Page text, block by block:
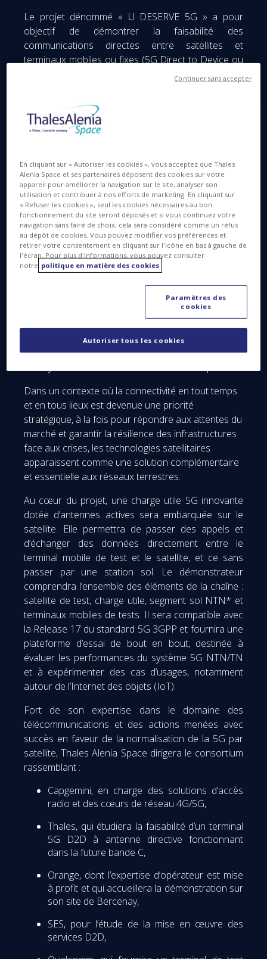
Le projet dénommé « U DESERVE 5G » a pour
objectif de démontrer la faisabilité des
communications directes entre satellites et
terminaux mobiles ou fixes (5G Direct to Device ou
D2D). Dans cette optique, un satellite de
tester l’interopérabilité entre les réseaux 5G
terrestres et non-terrestres, notamment à travers
des scénarios de mobilité entre la couverture
clé dans la perspective d’une connectivité mondiale
fluide et sans interruption.
Dans un contexte où la connectivité en tout temps
et en tous lieux est devenue une priorité
stratégique, à la fois pour répondre aux attentes du
marché et garantir la résilience des infrastructures
face aux crises, les technologies satellitaires
apparaissent comme une solution complémentaire
et essentielle aux réseaux terrestres.
Au cœur du projet, une charge utile 5G innovante
dotée d’antennes actives sera embarquée sur le
satellite. Elle permettra de passer des appels et
d’échanger des données directement entre le
terminal mobile de test et le satellite, et ce sans
passer par une station sol. Le démonstrateur
comprendra l’ensemble des éléments de la chaîne :
satellite de test, charge utile, segment sol NTN* et
terminaux mobiles de tests. Il sera compatible avec
la Release 17 du standard 5G 3GPP et fournira une
plateforme d’essai de bout en bout, destinée à
évaluer les performances du système 5G NTN/TN
et à expérimenter des cas d’usages, notamment
autour de l’Internet des objets (IoT).
Fort de son expertise dans le domaine des
télécommunications et des actions menées avec
succès en faveur de la normalisation de la 5G par
satellite, Thales Alenia Space dirigera le consortium
rassemblant :
Capgemini, en charge des solutions d’accès
radio et des cœurs de réseau 4G/5G,
Thales, qui étudiera la faisabilité d’un terminal
5G D2D à antenne directive fonctionnant
dans la future bande C,
Orange, dont l’expertise d’opérateur est mise
à profit et qui accueillera la démonstration sur
son site de Bercenay,
SES, pour l’étude de la mise en œuvre des
services D2D,
En cliquant sur « Autoriser les cookies », vous acceptez que Thales
Alenia Space et ses partenaires déposent des cookies sur votre
appareil pour améliorer la navigation sur le site, analyser son
utilisation et contribuer à nos efforts de marketing. En cliquant sur
« Refuser les cookies », seul les cookies nécessaires au bon
fonctionnement du site seront déposés et si vous continuez votre
navigation sans faire de choix, cela sera considéré comme un refus
au dépôt de cookies. Vous pouvez modifier vos préférences et
retirer votre consentement en cliquant sur l'icône en bas à gauche de
l'écran. Pour plus d'informations, vous pouvez consulter
notre politique en matière des cookies
Paramètres des
cookies
Autoriser tous les cookies
Continuer sans accepter